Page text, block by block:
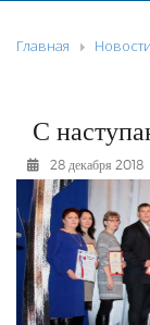
НОВОСТИ
К СВЕДЕНИЮ
ОБЪЯВЛЕНИЯ
КОНТАКТЫ
Главная Новости
С
28 декабря 2018